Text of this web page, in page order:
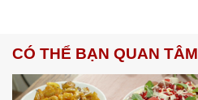
CÓ THỂ BẠN QUAN TÂM